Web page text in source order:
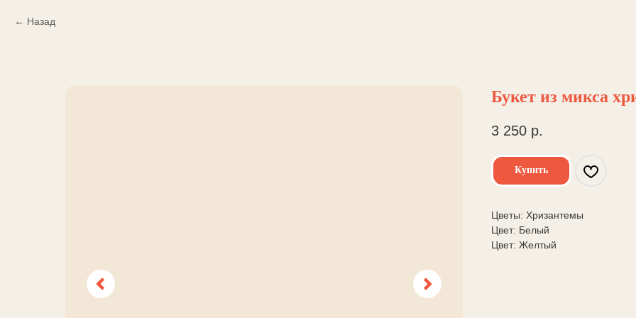
Назад
Букет из микса
3 250 р.
Купить
Цветы: Хризантемы
Цвет: Белый
Цвет: Желтый